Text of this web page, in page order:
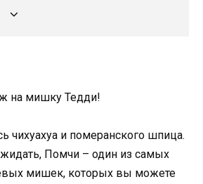
на мишку Тедди!
чихуахуа и померанского шпица.
Помчи – один из самых
мишек, которых вы можете